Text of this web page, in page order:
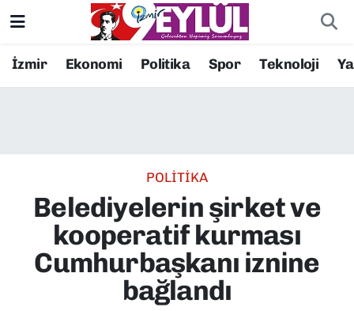
İzmir Ekonomi Politika Spor Teknoloji
POLİTİKA
Belediyelerin şirket ve
kooperatif kurması
Cumhurbaşkanı iznine
bağlandı
Resmi İlanlar
EKONOMİ
KÜLTÜR SANAT
Konak Nöbetçi Eczaneler
Süper Lig Puan Durumu ve Fikstür
Tüm Manşetler
Son Dakika Haberleri
Haber Arşivi